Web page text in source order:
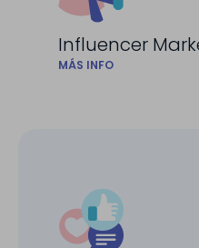
Influencer
MÁS INFO